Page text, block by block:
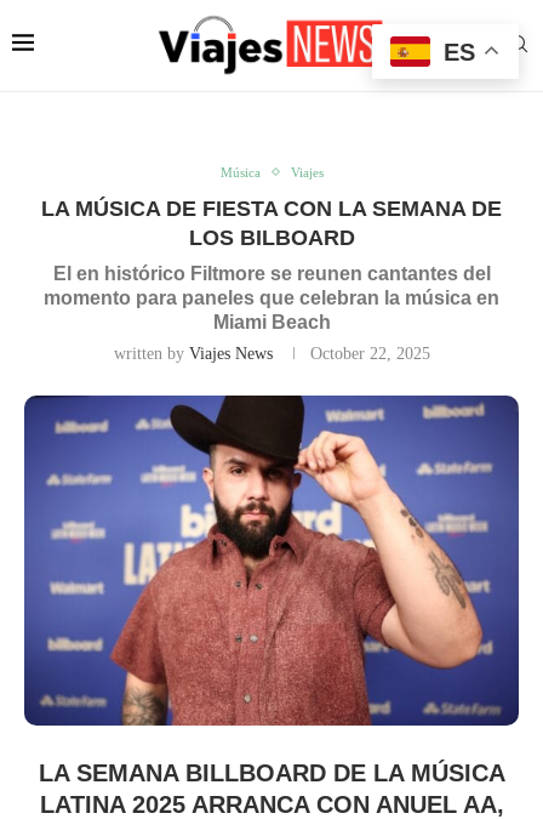
Música Viajes
LA MÚSICA DE FIESTA CON LA SEMANA DE
LOS BILBOARD
El en histórico Filtmore se reunen cantantes del
momento para paneles que celebran la música en
Miami Beach
written by Viajes News October 22, 2025
LA SEMANA BILLBOARD DE LA MÚSICA
LATINA 2025 ARRANCA CON ANUEL AA,
ES